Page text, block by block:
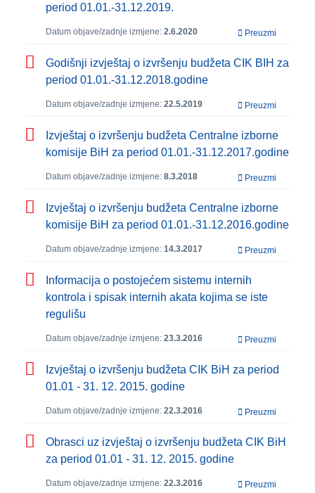
period 01.01.-31.12.2019.
Datum objave/zadnje izmjene: 2.6.2020 Preuzmi
Godišnji izvještaj o izvršenju budžeta CIK BIH za
period 01.01.-31.12.2018.godine
Datum objave/zadnje izmjene: 22.5.2019 Preuzmi
Izvještaj o izvršenju budžeta Centralne izborne
komisije BiH za period 01.01.-31.12.2017.godine
Datum objave/zadnje izmjene: 8.3.2018 Preuzmi
Izvještaj o izvršenju budžeta Centralne izborne
komisije BiH za period 01.01.-31.12.2016.godine
Datum objave/zadnje izmjene: 14.3.2017 Preuzmi
Informacija o postojećem sistemu internih
kontrola i spisak internih akata kojima se iste
regulišu
Datum objave/zadnje izmjene: 23.3.2016 Preuzmi
Izvještaj o izvršenju budžeta CIK BiH za period
01.01 - 31. 12. 2015. godine
Datum objave/zadnje izmjene: 22.3.2016 Preuzmi
Obrasci uz izvještaj o izvršenju budžeta CIK BiH
za period 01.01 - 31. 12. 2015. godine
Datum objave/zadnje izmjene: 22.3.2016 Preuzmi